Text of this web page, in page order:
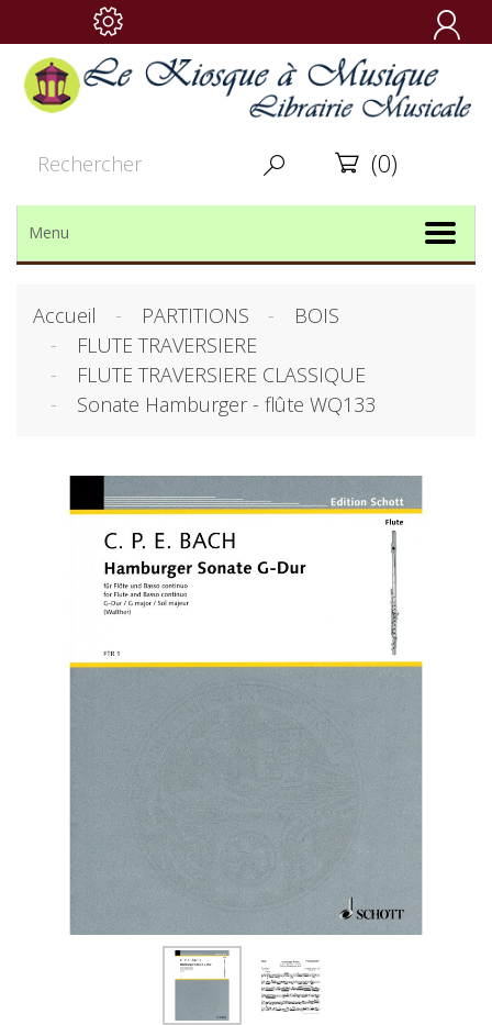

  (0)
Menu
Accueil PARTITIONS
BOIS
FLUTE TRAVERSIERE
FLUTE TRAVERSIERE CLASSIQUE
Sonate Hamburger - flûte WQ133